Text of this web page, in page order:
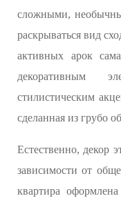
сложными,
раскрываться вид
активных арок
декоративным
стилистическим
сделанная из грубо
Естественно, декор
зависимости от
квартира